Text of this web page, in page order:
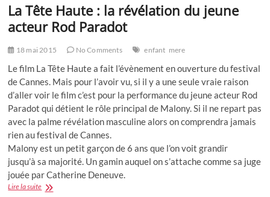
La Tête Haute : la révélation du jeune
acteur Rod Paradot
18 mai 2015 No Comments enfant mere
Le film La Tête Haute a fait l’évènement en ouverture du festival
de Cannes. Mais pour l’avoir vu, si il y a une seule vraie raison
d’aller voir le film c’est pour la performance du jeune acteur Rod
Paradot qui détient le rôle principal de Malony. Si il ne repart pas
avec la palme révélation masculine alors on comprendra jamais
rien au festival de Cannes.
Malony est un petit garçon de 6 ans que l’on voit grandir
jusqu’à sa majorité. Un gamin auquel on s’attache comme sa juge
jouée par Catherine Deneuve.
Lire la suiteLa